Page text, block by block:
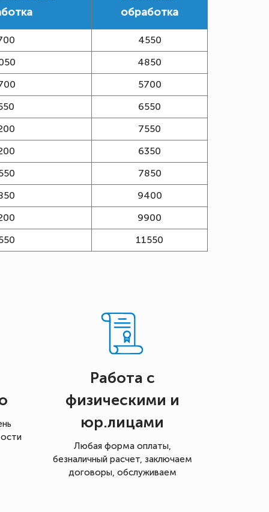
обработка
4550
4850
5700
6550
7550
6350
7850
9400
9900
11550
Работа с
физическими и
юр.лицами
Любая форма оплаты,
безналичный расчет, заключаем
договоры, обслуживаем